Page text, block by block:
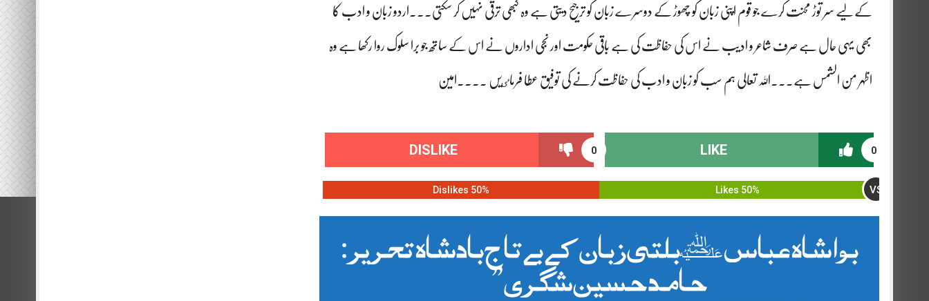
کےلیے سر توڑ محنت کرے جو قوم اپنی زبان کو چھوڑ کے دوسرے زبان کو ترجیح دیتی ہے وہ کبھی ترقی نہیں کر سکتی۔۔۔اردو زبان و ادب کا
بھی یہی حال ہے صرف شاعر و ادیب نے اس کی حفاظت کی ہے باقی حکومت اور نجی اداروں نے اس کے ساتھ جو برا سلوک روا رکھا ہے وہ
اظہر من الشمس ہے۔۔۔اللہ تعالی ہم سب کو زبان و ادب کی حفاظت کرنے کی توفیق عطا فرماٸیں ۔۔۔۔امین
0
LIKE
0
DISLIKE
50% Likes VS
50% Dislikes
بواشاہ عباس ؒ بلتی زبان کے بے تاج بادشاہ تحریر:
حامد حسین شگری”